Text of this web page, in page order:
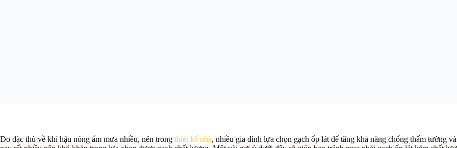
Do đặc thù về khí hậu nóng ẩm mưa nhiều, nên trong thiết kế nhà, nhiều gia đình lựa chọn gạch ốp lát để tăng khả năng chống thấm tường